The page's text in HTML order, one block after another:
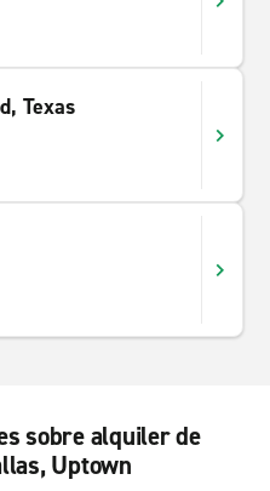
Texas
sobre alquiler de
Uptown